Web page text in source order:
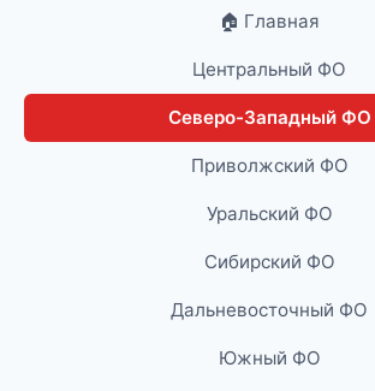
🏠 Главная
Центральный ФО
Северо-Западный ФО
Приволжский ФО
Уральский ФО
Сибирский ФО
Дальневосточный ФО
Южный ФО